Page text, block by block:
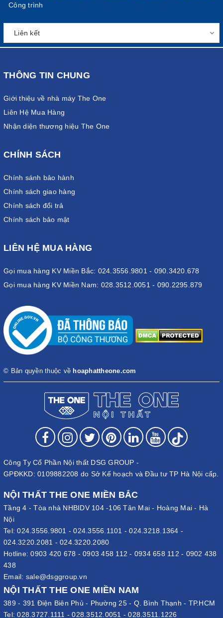
Công trình
THÔNG TIN CHUNG
Giới thiệu về nhà máy The One
Liên Hệ Mua Hàng
Nhận diện thương hiệu The One
CHÍNH SÁCH
Chính sánh bảo hành
Chính sách giao hàng
Chính sách đổi trả
Chính sách bảo mật
LIÊN HỆ MUA HÀNG
Gọi mua hàng KV Miền Bắc: 024.3556.9801 - 090.3420.678
Gọi mua hàng KV Miền Nam: 028.3512.0051 - 090.2295.879
© Bản quyền thuộc về hoaphattheone.com
Công Ty Cổ Phần Nội thất DSG GROUP -
GPĐKKD: 0109882208 do Sở Kế hoạch và Đầu tư TP Hà Nội cấp.
NỘI THẤT THE ONE MIỀN BẮC
Tầng 4 - Tòa nhà NHBIDV 104 -106 Tân Mai - Hoàng Mai - Hà
Nội
Tel:024.3556.9801 -024.3556.1101 -024.3218.1364 -
024.3220.2081 - 024.3220.2080
Hotline:0903 420 678 - 0903 458 112 - 0934 658 112 - 0902 438
438
Email: sale@dsggroup.vn
NỘI THẤT THE ONE MIỀN NAM
389 - 391 Điện Biên Phủ - Phường 25 - Q. Bình Thạnh - TP.HCM
Tel:028.3727.1111 -028.3512.0051 -028.3511.1226